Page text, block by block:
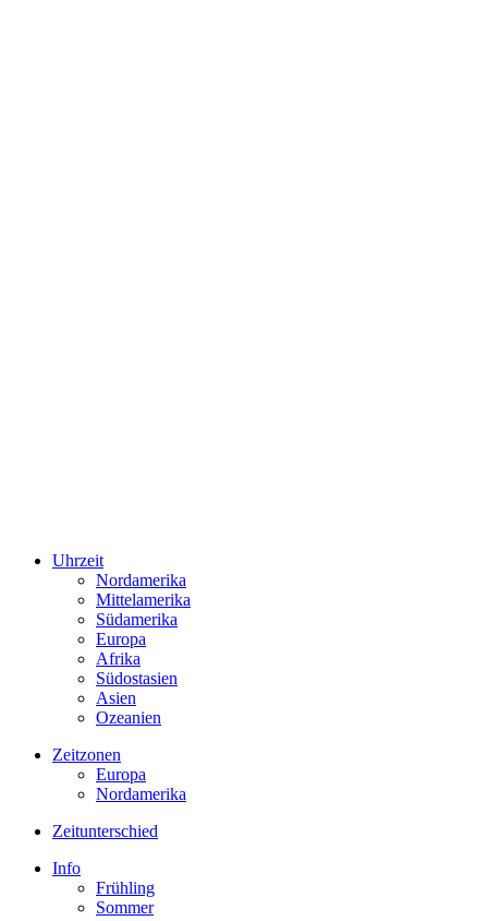
Uhrzeit
Nordamerika
Mittelamerika
Südamerika
Europa
Afrika
Südostasien
Asien
Ozeanien
Zeitzonen
Europa
Nordamerika
Zeitunterschied
Info
Frühling
Sommer